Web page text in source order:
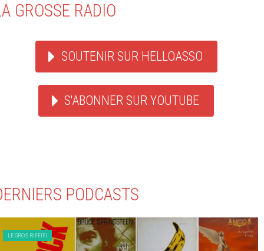
GROSSE RADIO
SOUTENIR SUR HELLOASSO
S'ABONNER SUR YOUTUBE
PODCASTS
LE GROS RIFFIFI